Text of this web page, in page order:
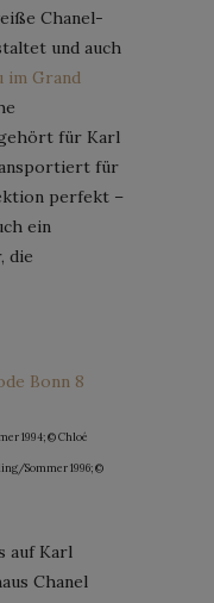
Chanel-
und auch
im Grand
für Karl
für
perfekt –
ein
die
1994; © Chloé
Sommer 1996; ©
auf Karl
Chanel